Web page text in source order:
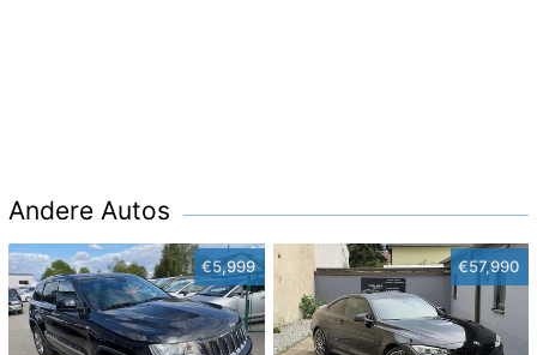
Andere Autos
€5,999 €57,990